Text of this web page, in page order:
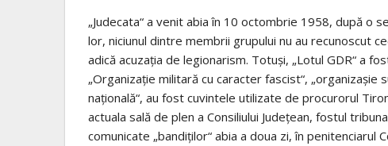
„Judecata“ a venit abia în 10 octombrie 1958, după o
lor, niciunul dintre membrii grupului nu au recunoscut
adică acuzaţia de legionarism. Totuşi, „Lotul GDR“ a
„Organizaţie militară cu caracter fascist“, „organizaşie
naţională“, au fost cuvintele utilizate de procurorul
actuala sală de plen a Consiliului Judeţean, fostul
comunicate „bandiţilor“ abia a doua zi, în penitenciarul